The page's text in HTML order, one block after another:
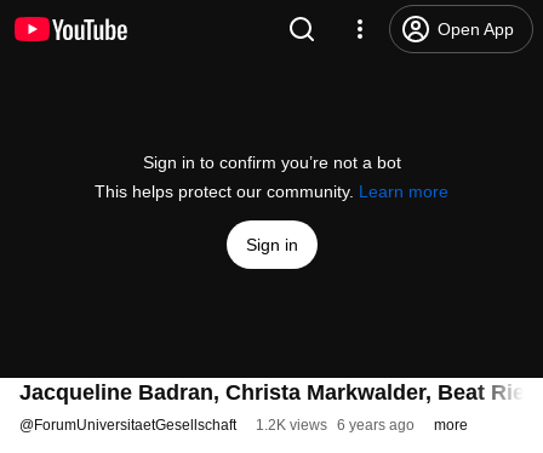
Open App
Sign in to confirm you’re not a bot
This helps protect our community. Learn more
Sign in
Jacqueline Badran, Christa Markwalder, Beat
@ForumUniversitaetGesellschaft 1.2K views 6 years ago more